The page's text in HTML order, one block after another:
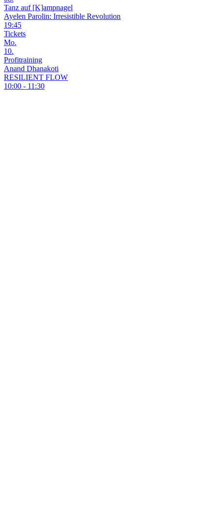
Tanz auf [K]ampnagel
Ayelen Parolin: Irresistible Revolution
19:45
Tickets
Mo.
10.
Profitraining
Anand Dhanakoti
RESILIENT FLOW
10:00 - 11:30